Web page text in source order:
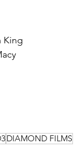
King
DIAMOND FILMS